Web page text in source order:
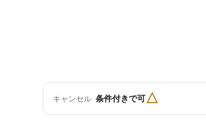
キャンセル 条件付きで可△